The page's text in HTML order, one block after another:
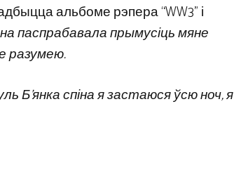
альбоме рэпера “WW3” і
паспрабавала прымусіць мяне
разумею.
Б’янка спіна я застаюся ўсю ноч, я